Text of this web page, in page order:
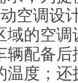
空调设
域的空
辆配备
度；